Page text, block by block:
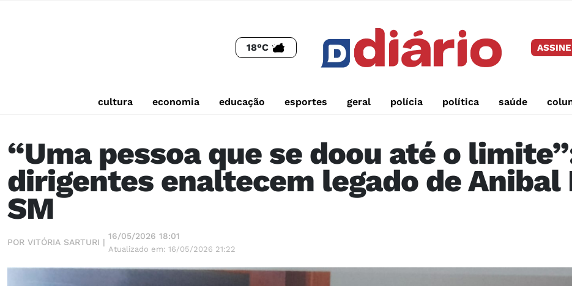
18°C
cultura economia educação esportes geral polícia política saúde
“Uma pessoa que se doou até o
dirigentes enaltecem legado de
SM
POR VITÓRIA SARTURI |
16/05/2026 18:01
Atualizado em: 16/05/2026 21:22